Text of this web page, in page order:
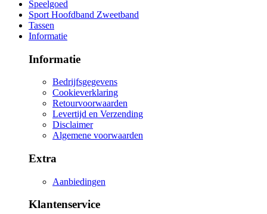
Speelgoed
Sport Hoofdband Zweetband
Tassen
Informatie
Informatie
Bedrijfsgegevens
Cookieverklaring
Retourvoorwaarden
Levertijd en Verzending
Disclaimer
Algemene voorwaarden
Extra
Aanbiedingen
Klantenservice